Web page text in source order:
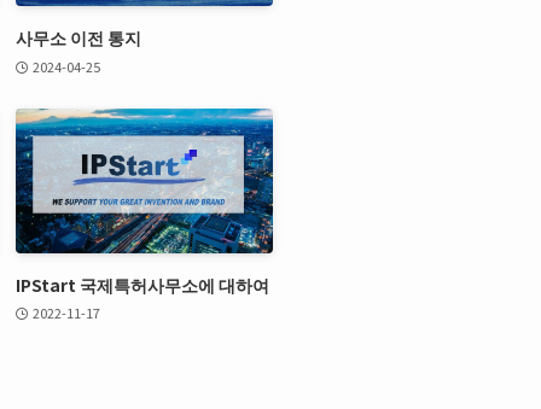
사무소 이전 통지
2024-04-25
IPStart 국제특허사무소에 대하여
2022-11-17